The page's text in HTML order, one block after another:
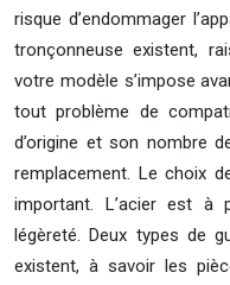
risque d’endommager
tronçonneuse existent,
votre modèle s’impose
tout problème de
d’origine et son nombre
remplacement. Le choix
important. L’acier est
légèreté. Deux types de
existent, à savoir les